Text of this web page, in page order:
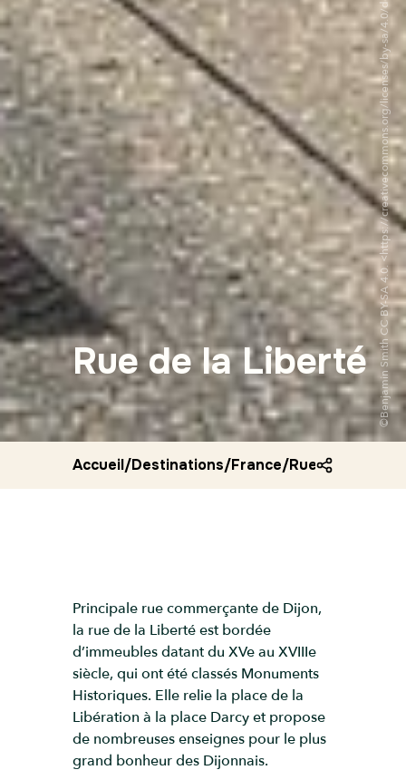
Rue de la Liberté ©Benjamin Smith CC BY-SA 4.0. <https://creativecommons.org/licenses/by-sa/4.0/deed.fr>via Wikipedia Commons
Accueil/Destinations/France/Rue de la
Principale rue commerçante de Dijon,
la rue de la Liberté est bordée
d’immeubles datant du XVe au XVIIIe
siècle, qui ont été classés Monuments
Historiques. Elle relie la place de la
Libération à la place Darcy et propose
de nombreuses enseignes pour le plus
grand bonheur des Dijonnais.